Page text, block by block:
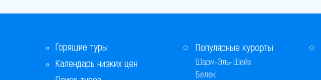
Горящие туры
Календарь низких цен
Популярные курорты
Шарм-Эль-Шейх
Белек